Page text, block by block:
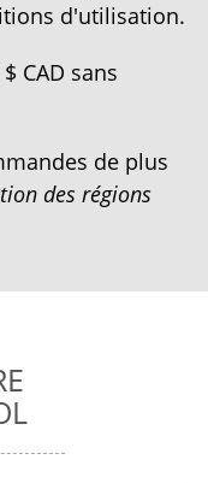
d'utilisation.
CAD sans
de plus
des régions